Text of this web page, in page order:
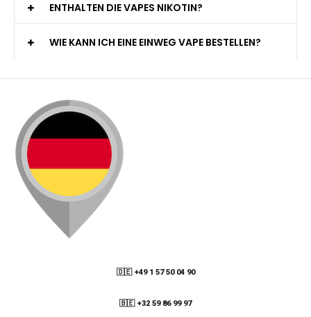
ENTHALTEN DIE VAPES NIKOTIN?
WIE KANN ICH EINE EINWEG VAPE BESTELLEN?
🇩🇪 +49 1 57 50 04 90
🇧🇪 +32 59 86 99 97